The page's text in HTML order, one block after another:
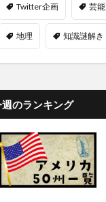
Twitter企画 芸能
地理 知識謎解き
週のランキング